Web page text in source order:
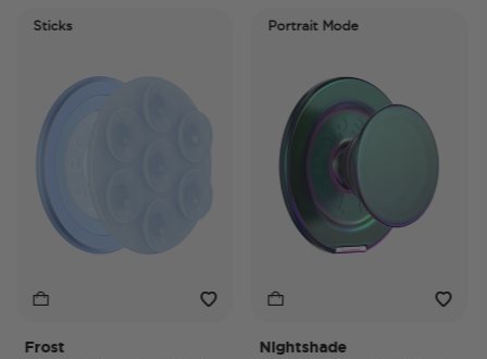
Sticks
Frost
Portrait Mode
Nightshade